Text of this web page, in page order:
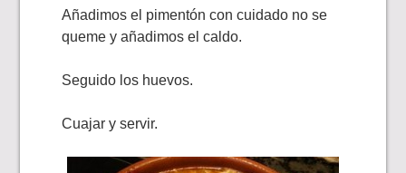
Añadimos el pimentón con cuidado no se
queme y añadimos el caldo.
Seguido los huevos.
Cuajar y servir.